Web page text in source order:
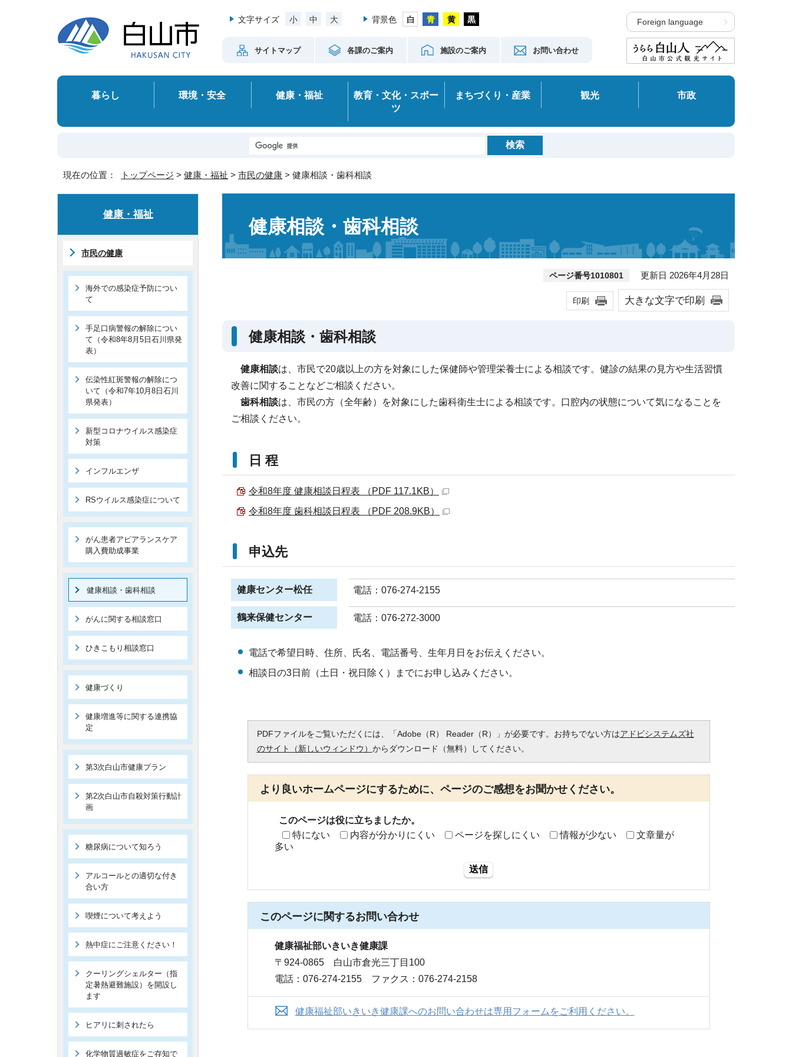
文字サイズ 小 中 大 背景色
サイトマップ 各課のご案内 施設のご案内 お問い合わせ
Foreign language
暮らし 環境・安全 健康・福祉
教育・文化・スポー
ツ
まちづくり・産業 観光 市政
現在の位置： トップページ > 健康・福祉 > 市民の健康 > 健康相談・歯科相談
健康相談・歯科相談
ページ番号1010801 更新日 2026年4月28日
印刷 大きな文字で印刷
健康相談・歯科相談
健康相談は、市民で20歳以上の方を対象にした保健師や管理栄養士による相談です。健診の結果の見方や生活習慣
改善に関することなどご相談ください。
歯科相談は、市民の方（全年齢）を対象にした歯科衛生士による相談です。口腔内の状態について気になることを
ご相談ください。
日 程
令和8年度 健康相談日程表 （PDF 117.1KB）
令和8年度 歯科相談日程表 （PDF 208.9KB）
申込先
健康センター松任 電話：076-274-2155
鶴来保健センター 電話：076-272-3000
電話で希望日時、住所、氏名、電話番号、生年月日をお伝えください。
相談日の3日前（土日・祝日除く）までにお申し込みください。
PDFファイルをご覧いただくには、「Adobe（R） Reader（R）」が必要です。お持ちでない方はアドビシステムズ社
のサイト（新しいウィンドウ） からダウンロード（無料）してください。
より良いホームページにするために、ページのご感想をお聞かせください。
このページは役に立ちましたか。
特にない
内容が分かりにくい ページを探しにくい 情報が少ない
文章量が
多い
送信
このページに関するお問い合わせ
健康福祉部いきいき健康課
〒924-0865 白山市倉光三丁目100
電話：076-274-2155 ファクス：076-274-2158
健康福祉部いきいき健康課へのお問い合わせは専用フォームをご利用ください。
健康・福祉
市民の健康
海外での感染症予防につい
て
手足口病警報の解除につい
て（令和8年8月5日石川県発
表）
伝染性紅斑警報の解除につ
いて（令和7年10月8日石川
県発表）
新型コロナウイルス感染症
対策
インフルエンザ
RSウイルス感染症について
がん患者アピアランスケア
購入費助成事業
健康相談・歯科相談
がんに関する相談窓口
ひきこもり相談窓口
健康づくり
健康増進等に関する連携協
定
第3次白山市健康プラン
第2次白山市自殺対策行動計
画
糖尿病について知ろう
アルコールとの適切な付き
合い方
喫煙について考えよう
熱中症にご注意ください！
クーリングシェルター（指
定暑熱避難施設）を開設し
ます
ヒアリに刺されたら
化学物質過敏症をご存知で